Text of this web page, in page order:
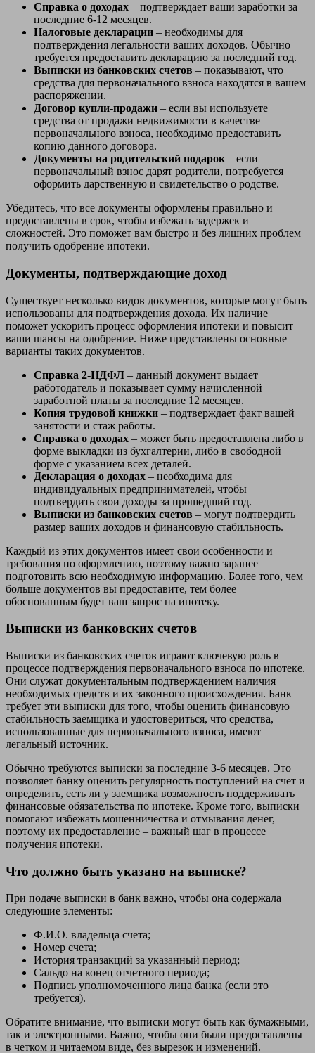
Справка о доходах – подтверждает ваши заработки за
последние 6-12 месяцев.
Налоговые декларации – необходимы для
подтверждения легальности ваших доходов. Обычно
требуется предоставить декларацию за последний год.
Выписки из банковских счетов – показывают, что
средства для первоначального взноса находятся в вашем
распоряжении.
Договор купли-продажи – если вы используете
средства от продажи недвижимости в качестве
первоначального взноса, необходимо предоставить
копию данного договора.
Документы на родительский подарок – если
первоначальный взнос дарят родители, потребуется
оформить дарственную и свидетельство о родстве.
Убедитесь, что все документы оформлены правильно и
предоставлены в срок, чтобы избежать задержек и
сложностей. Это поможет вам быстро и без лишних проблем
получить одобрение ипотеки.
Документы, подтверждающие доход
Существует несколько видов документов, которые могут быть
использованы для подтверждения дохода. Их наличие
поможет ускорить процесс оформления ипотеки и повысит
ваши шансы на одобрение. Ниже представлены основные
варианты таких документов.
Справка 2-НДФЛ – данный документ выдает
работодатель и показывает сумму начисленной
заработной платы за последние 12 месяцев.
Копия трудовой книжки – подтверждает факт вашей
занятости и стаж работы.
Справка о доходах – может быть предоставлена либо в
форме выкладки из бухгалтерии, либо в свободной
форме с указанием всех деталей.
Декларация о доходах – необходима для
индивидуальных предпринимателей, чтобы
подтвердить свои доходы за прошедший год.
Выписки из банковских счетов – могут подтвердить
размер ваших доходов и финансовую стабильность.
Каждый из этих документов имеет свои особенности и
требования по оформлению, поэтому важно заранее
подготовить всю необходимую информацию. Более того, чем
больше документов вы предоставите, тем более
обоснованным будет ваш запрос на ипотеку.
Выписки из банковских счетов
Выписки из банковских счетов играют ключевую роль в
процессе подтверждения первоначального взноса по ипотеке.
Они служат документальным подтверждением наличия
необходимых средств и их законного происхождения. Банк
требует эти выписки для того, чтобы оценить финансовую
стабильность заемщика и удостовериться, что средства,
использованные для первоначального взноса, имеют
легальный источник.
Обычно требуются выписки за последние 3-6 месяцев. Это
позволяет банку оценить регулярность поступлений на счет и
определить, есть ли у заемщика возможность поддерживать
финансовые обязательства по ипотеке. Кроме того, выписки
помогают избежать мошенничества и отмывания денег,
поэтому их предоставление – важный шаг в процессе
получения ипотеки.
Что должно быть указано на выписке?
При подаче выписки в банк важно, чтобы она содержала
следующие элементы:
Ф.И.О. владельца счета;
Номер счета;
История транзакций за указанный период;
Сальдо на конец отчетного периода;
Подпись уполномоченного лица банка (если это
требуется).
Обратите внимание, что выписки могут быть как бумажными,
так и электронными. Важно, чтобы они были предоставлены
в четком и читаемом виде, без вырезок и изменений.